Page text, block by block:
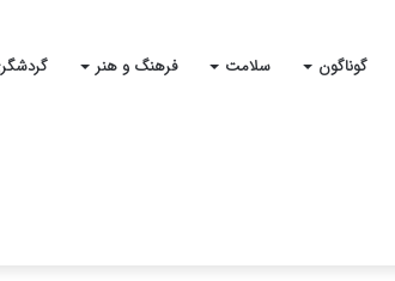
گوناگون سلامت فرهنگ و هنر